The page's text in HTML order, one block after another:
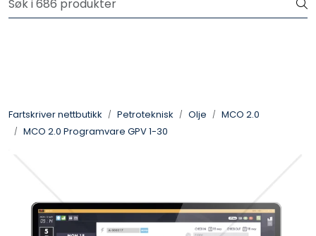
Skip to main content
Fartskriver nettbutikk Petroteknisk Olje
MCO 2.0
MCO 2.0 Programvare GPV 1-30
Petroteknisk